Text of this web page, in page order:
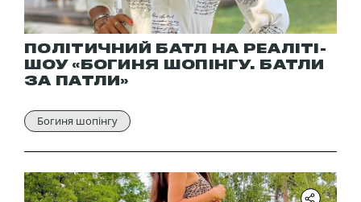
ПОЛІТИЧНИЙ БАТЛ НА РЕАЛІТІ-
ШОУ «БОГИНЯ ШОПІНГУ. БАТЛИ
ЗА ПАТЛИ»
Богиня шопінгу